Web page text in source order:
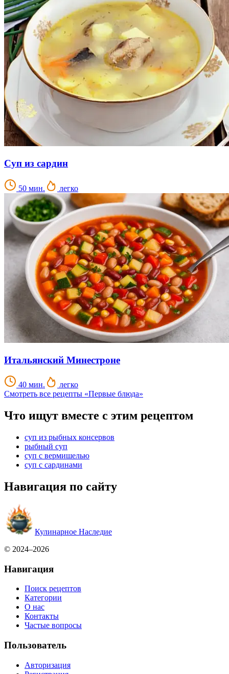
Суп из сардин
50 мин. легко
Итальянский Минестроне
40 мин.
легко
Смотреть все рецепты «Первые блюда»
Что ищут вместе с этим рецептом
суп из рыбных консервов
рыбный суп
суп с вермишелью
суп с сардинами
Навигация по сайту
Кулинарное Наследие
© 2024–2026
Навигация
Поиск рецептов
Категории
О нас
Контакты
Частые вопросы
Пользователь
Авторизация